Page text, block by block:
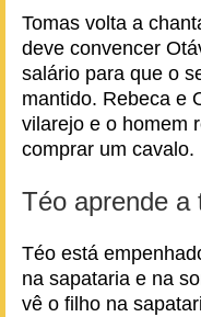
Tomas volta a
deve convencer
salário para que o
mantido. Rebeca e
vilarejo e o homem
comprar um cavalo.
Téo aprende a
Téo está
na sapataria e na
vê o filho na